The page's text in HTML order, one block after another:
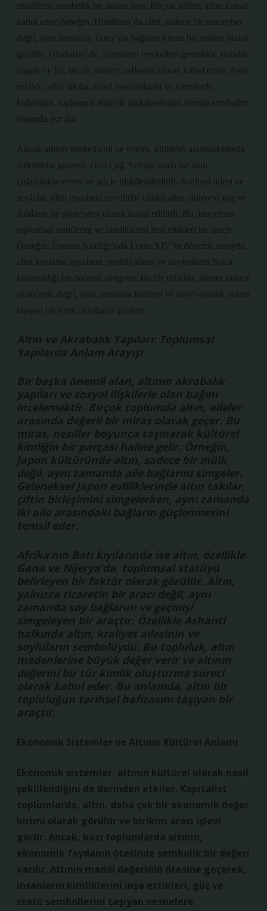
ritüellerde sembolik bir anlam taşır. Birçok kültür, altını kutsal
kabul eder; örneğin, Hindistan’da altın, sadece bir mücevher
değil, aynı zamanda Tanrı’yla bağlantı kuran bir madde olarak
görülür. Hinduizm’de, Tanrıların heykelleri genellikle altından
yapılır ve bu, bir tür manevi saflaşma olarak kabul edilir. Aynı
şekilde, altın takılar, ritüel bayramlarda ve törenlerde
kullanılan, toplumsal statüyle ilişkilendirilen önemli semboller
arasında yer alır.
Ancak altının sembolizmi ve önemi, kültürler arasında büyük
farklılıklar gösterir. Orta Çağ Avrupa’sında ise altın,
çoğunlukla servet ve güçle ilişkilendirilirdi. Kraliyet ailesi ve
soylular, altın eşyalarla çevrilidir; çünkü altın, dünyevi güç ve
iktidarın bir göstergesi olarak kabul edilirdi. Bu, bireylerin
toplumsal statülerini ve kimliklerini inşa ettikleri bir araçtı.
Örneğin, Fransız Krallığı’nda Louis XIV’in dönemi, sarayda
altın kaplama eşyaların, mobilyaların ve heykellerin bolca
kullanıldığı bir dönemi simgeler. Bu tür ritüeller, altının sadece
ekonomik değil, aynı zamanda kültürel ve sosyo-politik anlam
taşıyan bir meta olduğunu gösterir.
Altın ve Akrabalık Yapıları: Toplumsal
Yapılarda Anlam Arayışı
Bir başka önemli alan, altının akrabalık
yapıları ve sosyal ilişkilerle olan bağını
incelemektir. Birçok toplumda altın, aileler
arasında değerli bir miras olarak geçer. Bu
miras, nesiller boyunca taşınarak kültürel
kimliğin bir parçası haline gelir. Örneğin,
Japon kültüründe altın, sadece bir mülk
değil, aynı zamanda aile bağlarını simgeler.
Geleneksel Japon evliliklerinde altın takılar,
çiftin birleşimini simgelerken, aynı zamanda
iki aile arasındaki bağların güçlenmesini
temsil eder.
Afrika’nın Batı kıyılarında ise altın, özellikle
Gana ve Nijerya’da, toplumsal statüyü
belirleyen bir faktör olarak görülür. Altın,
yalnızca ticaretin bir aracı değil, aynı
zamanda soy bağlarını ve geçmişi
simgeleyen bir araçtır. Özellikle Ashanti
halkında altın, kraliyet ailesinin ve
soyluların sembolüydü. Bu topluluk, altın
madenlerine büyük değer verir ve altının
değerini bir tür kimlik oluşturma süreci
olarak kabul eder. Bu anlamda, altın bir
topluluğun tarihsel hafızasını taşıyan bir
araçtır.
Ekonomik Sistemler ve Altının Kültürel Anlamı
Ekonomik sistemler, altının kültürel olarak nasıl
şekillendiğini de derinden etkiler. Kapitalist
toplumlarda, altın, daha çok bir ekonomik değer
birimi olarak görülür ve birikim aracı işlevi
görür. Ancak, bazı toplumlarda altının,
ekonomik faydanın ötesinde sembolik bir değeri
vardır. Altının maddi değerinin ötesine geçerek,
insanların kimliklerini inşa ettikleri, güç ve
statü sembollerini taşıyan nesnelere